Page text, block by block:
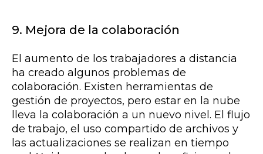
9. Mejora de la colaboración
El aumento de los trabajadores a distancia
ha creado algunos problemas de
colaboración. Existen herramientas de
gestión de proyectos, pero estar en la nube
lleva la colaboración a un nuevo nivel. El flujo
de trabajo, el uso compartido de archivos y
las actualizaciones se realizan en tiempo